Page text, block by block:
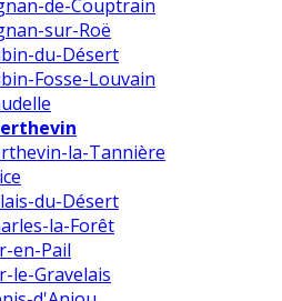
de-Couptrain
sur-Roë
du-Désert
Fosse-Louvain
la-Tannière
du-Désert
la-Forêt
en-Pail
le-Gravelais